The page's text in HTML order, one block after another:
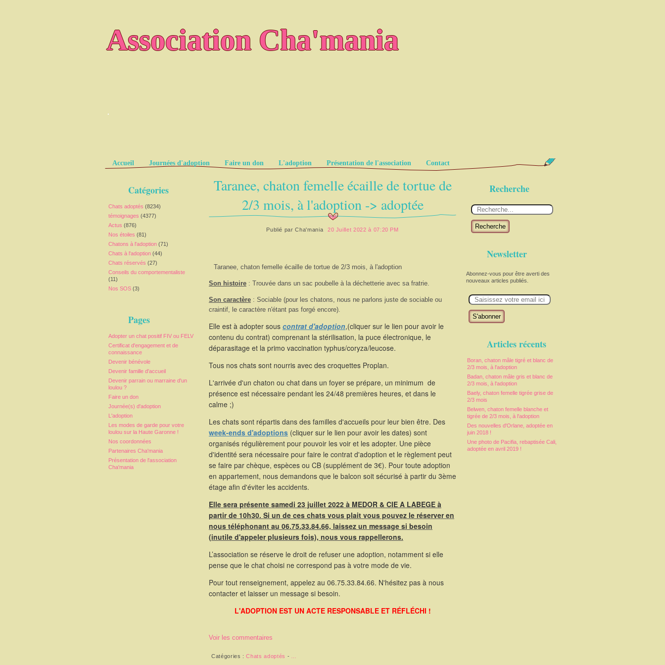
Association Cha'mania
.
Pages
Accueil Journées d'adoption Faire un don L'adoption Présentation de l'association Contact
Catégories
Chats adoptés (8234)
témoignages (4377)
Actus (876)
Nos étoiles (81)
Chatons à l'adoption (71)
Chats à l'adoption (44)
Chats réservés (27)
Conseils du comportementaliste
(11)
Nos SOS (3)
Pages
Adopter un chat positif FIV ou FELV
Certificat d'engagement et de
connaissance
Devenir bénévole
Devenir famille d'accueil
Devenir parrain ou marraine d'un
loulou ?
Faire un don
Journée(s) d'adoption
L'adoption
Les modes de garde pour votre
loulou sur la Haute Garonne !
Nos coordonnées
Partenaires Cha'mania
Présentation de l'association
Cha'mania
Recherche
Recherche
Newsletter
Abonnez-vous pour être averti des
nouveaux articles publiés.
m
Articles récents
Boran, chaton mâle tigré et blanc de
2/3 mois, à l'adoption
Badan, chaton mâle gris et blanc de
2/3 mois, à l'adoption
Baely, chaton femelle tigrée grise de
2/3 mois
Belwen, chaton femelle blanche et
tigrée de 2/3 mois, à l'adoption
Des nouvelles d'Orlane, adoptée en
juin 2018 !
Une photo de Pacifia, rebaptisée Cali,
adoptée en avril 2019 !
Taranee, chaton femelle écaille de tortue de
2/3 mois, à l'adoption -> adoptée
Publié parCha'mania 20 Juillet 2022 à 07:20 PM
Taranee, chaton femelle écaille de tortue de 2/3 mois, à l'adoption
Son histoire : Trouvée dans un sac poubelle à la déchetterie avec sa fratrie.
Son caractère : Sociable (pour les chatons, nous ne parlons juste de sociable ou
craintif, le caractère n'étant pas forgé encore).
Elle est à adopter sous contrat d'adoption,(cliquer sur le lien pour avoir le
contenu du contrat) comprenant la stérilisation, la puce électronique, le
déparasitage et la primo vaccination typhus/coryza/leucose.
Tous nos chats sont nourris avec des croquettes Proplan.
L'arrivée d'un chaton ou chat dans un foyer se prépare, un minimum de
présence est nécessaire pendant les 24/48 premières heures, et dans le
calme ;)
Les chats sont répartis dans des familles d'accueils pour leur bien être. Des
week-ends d'adoptions (cliquer sur le lien pour avoir les dates) sont
organisés régulièrement pour pouvoir les voir et les adopter. Une pièce
d'identité sera nécessaire pour faire le contrat d'adoption et le règlement peut
se faire par chèque, espèces ou CB (supplément de 3€). Pour toute adoption
en appartement, nous demandons que le balcon soit sécurisé à partir du 3ème
étage afin d'éviter les accidents.
Elle sera présente samedi 23 juillet 2022 à MEDOR & CIE A LABEGE à
partir de 10h30. Si un de ces chats vous plait vous pouvez le réserver en
nous téléphonant au 06.75.33.84.66, laissez un message si besoin
(inutile d'appeler plusieurs fois), nous vous rappellerons.
L’association se réserve le droit de refuser une adoption, notamment si elle
pense que le chat choisi ne correspond pas à votre mode de vie.
Pour tout renseignement, appelez au 06.75.33.84.66. N'hésitez pas à nous
contacter et laisser un message si besoin.
L'ADOPTION EST UN ACTE RESPONSABLE ET RÉFLÉCHI !
Voir les commentaires
Catégories :Chats adoptés -